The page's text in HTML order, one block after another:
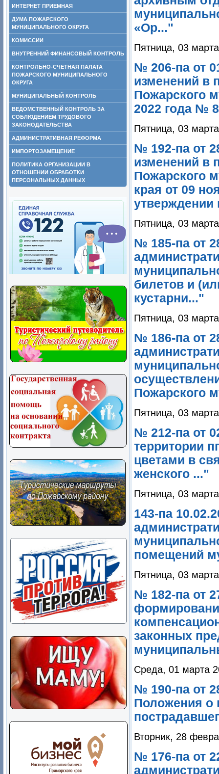
ИНТЕРНЕТ ПРИЕМНАЯ
ДУМА ПОЖАРСКОГО
МУНИЦИПАЛЬНОГО ОКРУГА
КОМИССИИ
ВНУТРЕННИЙ ФИНАНСОВЫЙ КОНТРОЛЬ
КОНТРОЛЬНО-СЧЕТНАЯ ПАЛАТА
ПОЖАРСКОГО МУНИЦИПАЛЬНОГО
ОКРУГА
МУНИЦИПАЛЬНЫЙ КОНТРОЛЬ
ВЕДОМСТВЕННЫЙ КОНТРОЛЬ ЗА
СОБЛЮДЕНИЕМ ТРУДОВОГО
ЗАКОНОДАТЕЛЬСТВА
АДМИНИСТРАТИВНАЯ РЕФОРМА
ИМПОРТОЗАМЕЩЕНИЕ
ПОЛИТИКА ОРГАНИЗАЦИИ В
ОТНОШЕНИИ ОБРАБОТКИ
ПЕРСОНАЛЬНЫХ ДАННЫХ
«Ор..."
Пятница, 03
№ 206-па от
изменений в
Пожарского
2022 года №
Пятница, 03
№ 192-па от
изменений в
Пожарского
края от 09
утверждении
Пятница, 03
№ 185-па от
билетов и
кустарни..."
Пятница, 03
№ 186-па от
Пожарского
Пятница, 03
№ 212-па от
территории
цветами в
женского ..."
Пятница, 03
143-па
помещений
Пятница, 03
№ 182-па от
законных
Среда, 01 марта
№ 190-па от
Положения о
Вторник, 28
№ 176-па от